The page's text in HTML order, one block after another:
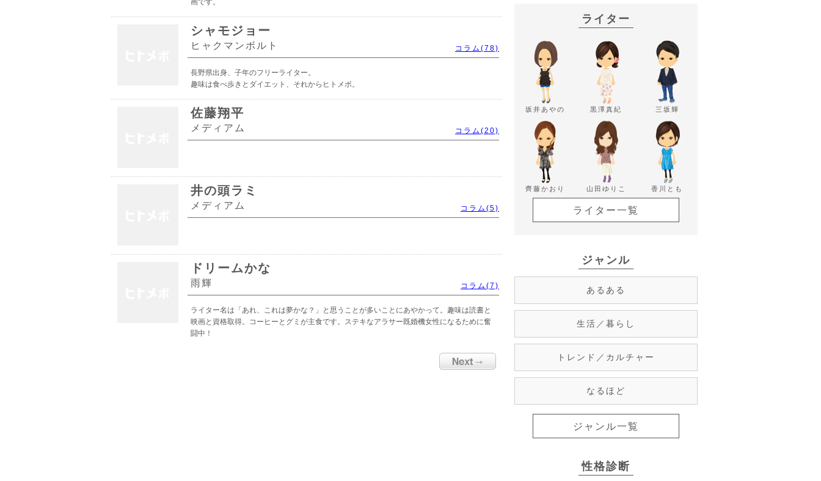
画です。
シャモジョー
ヒャクマンボルト コラム(78)
長野県出身、子年のフリーライター。
趣味は食べ歩きとダイエット、それからヒトメボ。
佐藤翔平
メディアム コラム(20)
井の頭ラミ
メディアム コラム(5)
ドリームかな
雨輝 コラム(7)
ライター名は「あれ、これは夢かな？」と思うことが多いことにあやかって。趣味は読書と
映画と資格取得。コーヒーとグミが主食です。ステキなアラサー既婚機女性になるために奮
闘中！
ライター
坂井あやの 黒澤真紀 三坂輝
齊藤かおり 山田ゆりこ 香川とも
ライター一覧
ジャンル
あるある
生活／暮らし
トレンド／カルチャー
なるほど
ジャンル一覧
性格診断